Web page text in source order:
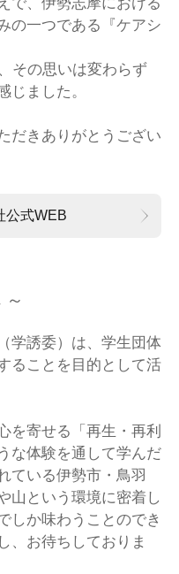
の一つである『ケアシ
その思いは変わらず
じました。
だきありがとうござい
公式WEB
学誘委）は、学生団体
ることを目的として活
を寄せる「再生・再利
な体験を通して学んだ
ている伊勢市・鳥羽
山という環境に密着し
しか味わうことのでき
、お待ちしておりま